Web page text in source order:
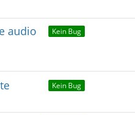
Kein Bug
audio
Kein Bug